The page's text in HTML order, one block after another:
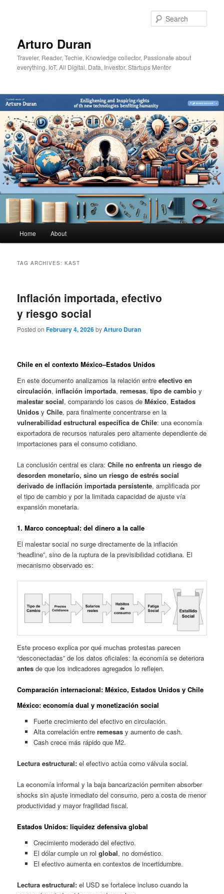
Arturo Duran
Traveler, Reader, Techie, Knowledge collector, Passionate about
everything. IoT, All Digital, Data, Investor, Startups Mentor
Home About
TAG ARCHIVES:KAST
Inflación importada, efectivo
y riesgo social
Posted onFebruary 4, 2026byArturo Duran
Chile en el contexto México–Estados Unidos
En este documento analizamos la relación entreefectivo en
circulación,inflación importada,remesas,tipo de cambio y
malestar social, comparando los casos deMéxico, Estados
Unidos yChile, para finalmente concentrarse en la
vulnerabilidad estructural específica de Chile: una economía
exportadora de recursos naturales pero altamente dependiente de
importaciones para el consumo cotidiano.
La conclusión central es clara:Chile no enfrenta un riesgo de
desorden monetario, sino un riesgo de estrés social
derivado de inflación importada persistente, amplificada por
el tipo de cambio y por la limitada capacidad de ajuste vía
expansión monetaria.
1. Marco conceptual: del dinero a la calle
El malestar social no surge directamente de la inflación
“headline”, sino de la ruptura de la previsibilidad cotidiana. El
mecanismo observado es:
Este proceso explica por qué muchas protestas parecen
“desconectadas” de los datos oficiales: la economía se deteriora
antes de que los indicadores agregados lo reflejen.
Comparación internacional: México, Estados Unidos y Chile
México: economía dual y monetización social
Fuerte crecimiento del efectivo en circulación.
Alta correlación entre remesasy aumento de cash.
Cash crece más rápido que M2.
Lectura estructural:el efectivo actúa como válvula social.
La economía informal y la baja bancarización permiten absorber
shocks sin ajuste inmediato del consumo, pero a costa de menor
productividad y mayor fragilidad fiscal.
Estados Unidos: liquidez defensiva global
Crecimiento moderado del efectivo.
El dólar cumple un rol global, no doméstico.
El efectivo aumenta en contextos de incertidumbre.
Lectura estructural: el USD se fortalece incluso cuando la